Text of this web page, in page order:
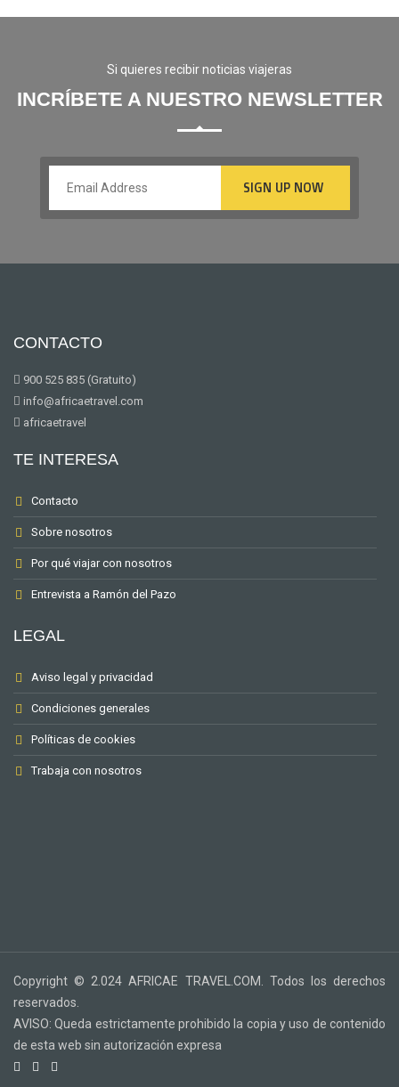
Si quieres recibir noticias viajeras
INCRÍBETE A NUESTRO NEWSLETTER
CONTACTO
900 525 835 (Gratuito)
info@africaetravel.com
africaetravel
TE INTERESA
Contacto
Sobre nosotros
Por qué viajar con nosotros
Entrevista a Ramón del Pazo
LEGAL
Aviso legal y privacidad
Condiciones generales
Políticas de cookies
Trabaja con nosotros
Copyright © 2.024 AFRICAE TRAVEL.COM. Todos los derechos
reservados.
AVISO: Queda estrictamente prohibido la copia y uso de contenido
de esta web sin autorización expresa